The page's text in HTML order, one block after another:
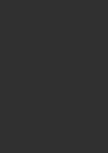
意点などを解説
の設定を解説